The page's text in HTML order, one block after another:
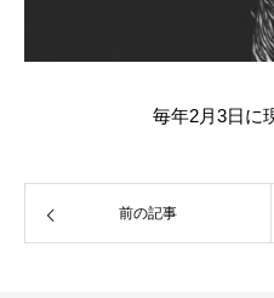
毎年2月3日に
前の記事